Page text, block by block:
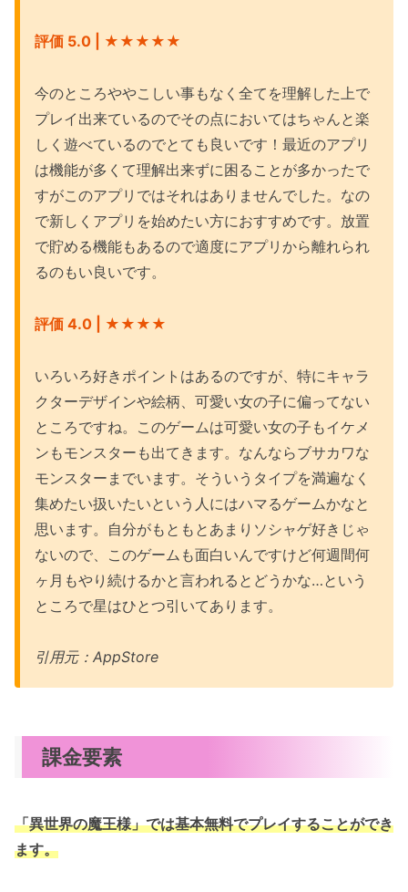
評価 5.0 | ★ ★★ ★ ★
今のところややこしい事もなく全てを理解した上で
プレイ出来ているのでその点においてはちゃんと楽
しく遊べているのでとても良いです！最近のアプリ
は機能が多くて理解出来ずに困ることが多かったで
すがこのアプリではそれはありませんでした。なの
で新しくアプリを始めたい方におすすめです。放置
で貯める機能もあるので適度にアプリから離れられ
るのもい良いです。
評価 4.0 | ★ ★★ ★
いろいろ好きポイントはあるのですが、特にキャラ
クターデザインや絵柄、可愛い女の子に偏ってない
ところですね。このゲームは可愛い女の子もイケメ
ンもモンスターも出てきます。なんならブサカワな
モンスターまでいます。そういうタイプを満遍なく
集めたい扱いたいという人にはハマるゲームかなと
思います。自分がもともとあまりソシャゲ好きじゃ
ないので、このゲームも面白いんですけど何週間何
ヶ月もやり続けるかと言われるとどうかな…という
ところで星はひとつ引いてあります。
引用元：AppStore
課金要素
「異世界の魔王様」では基本無料でプレイすることができ
ます。